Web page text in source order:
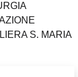
S. MARIA